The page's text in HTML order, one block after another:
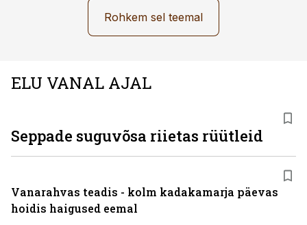
Rohkem sel teemal
ELU VANAL AJAL
Seppade suguvõsa riietas rüütleid
Vanarahvas teadis - kolm kadakamarja päevas
hoidis haigused eemal